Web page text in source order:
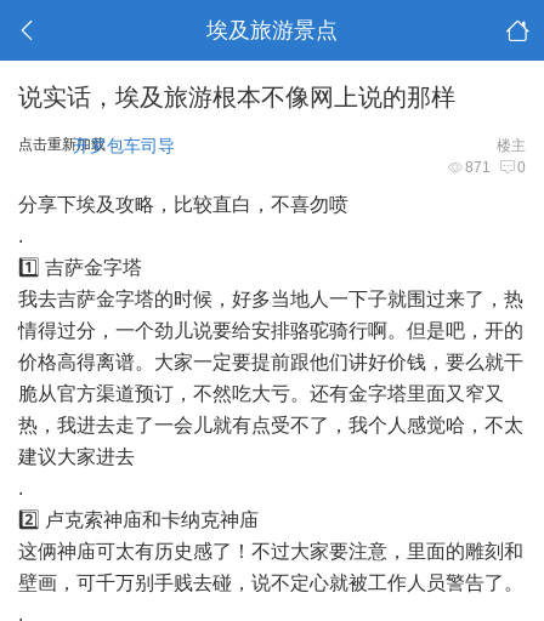
埃及旅游景点
说实话，埃及旅游根本不像网上说的那样
点击重新加载 楼主
开罗包车司导
871 0
分享下埃及攻略，比较直白，不喜勿喷
.
1️⃣ 吉萨金字塔
我去吉萨金字塔的时候，好多当地人一下子就围过来了，热
情得过分，一个劲儿说要给安排骆驼骑行啊。但是吧，开的
价格高得离谱。大家一定要提前跟他们讲好价钱，要么就干
脆从官方渠道预订，不然吃大亏。还有金字塔里面又窄又
热，我进去走了一会儿就有点受不了，我个人感觉哈，不太
建议大家进去
.
2️⃣ 卢克索神庙和卡纳克神庙
这俩神庙可太有历史感了！不过大家要注意，里面的雕刻和
壁画，可千万别手贱去碰，说不定心就被工作人员警告了。
.